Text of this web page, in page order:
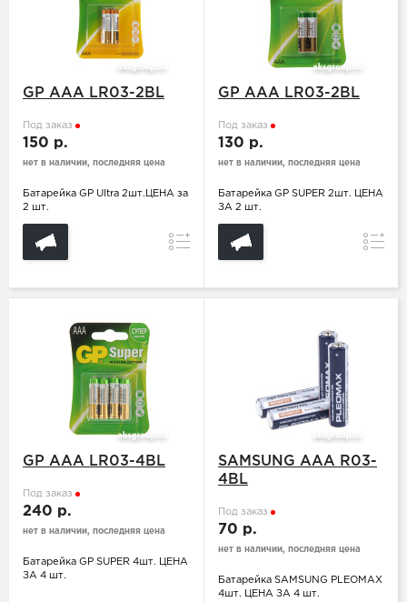
GP ААA LR03-2BL
Под заказ
150 р.
нет в наличии, последняя цена
Батарейка GP Ultra 2шт.ЦЕНА за
2 шт.
Сравнение
GP ААA LR03-2BL
Под заказ
130 р.
нет в наличии, последняя цена
Батарейка GP SUPER 2шт. ЦЕНА
ЗА 2 шт.
GP ААA LR03-4BL
Под заказ
240 р.
нет в наличии, последняя цена
Батарейка GP SUPER 4шт. ЦЕНА
ЗА 4 шт.
SAMSUNG АAА R03-
4BL
Под заказ
70 р.
нет в наличии, последняя цена
Батарейка SAMSUNG PLEOMAX
4шт. ЦЕНА ЗА 4 шт.